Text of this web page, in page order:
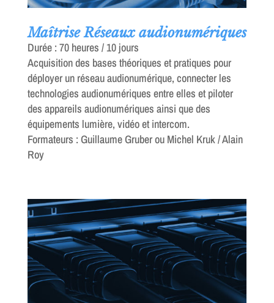
Maîtrise Réseaux audionumériques
Durée : 70 heures / 10 jours
Acquisition des bases théoriques et pratiques pour
déployer un réseau audionumérique, connecter les
technologies audionumériques entre elles et piloter
des appareils audionumériques ainsi que des
équipements lumière, vidéo et intercom.
Formateurs : Guillaume Gruber ou Michel Kruk / Alain
Roy